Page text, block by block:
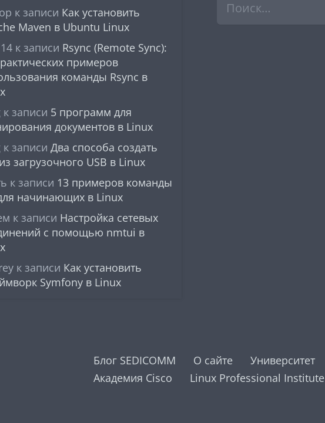
к записи Как установить
Maven в Ubuntu Linux
к записи Rsync (Remote Sync):
примеров
команды Rsync в
к записи 5 программ для
документов в Linux
к записи Два способа создать
загрузочного USB в Linux
к записи 13 примеров команды
начинающих в Linux
к записи Настройка сетевых
с помощью nmtui в
к записи Как установить
Symfony в Linux
Блог SEDICOMM О сайте
Университет
Академия Cisco
Linux Professional Institute